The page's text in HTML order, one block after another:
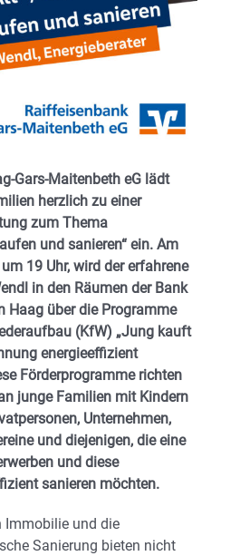
Gars-Maitenbeth eG lädt
herzlich zu einer
zum Thema
und sanieren“ ein. Am
19 Uhr, wird der erfahrene
in den Räumen der Bank
Haag über die Programme
(KfW) „Jung kauft
energieeffizient
Förderprogramme richten
junge Familien mit Kindern
Unternehmen,
und diejenigen, die eine
und diese
sanieren möchten.
Immobilie und die
Sanierung bieten nicht